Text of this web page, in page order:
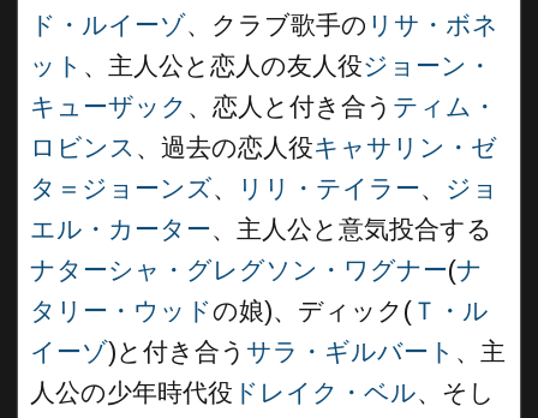
ド・ルイーゾ、クラブ歌手の リサ・ボネ
ット 、主人公と恋人の友人役ジョーン・
キューザック 、恋人と付き合う ティム・
ロビンス 、過去の恋人役キャサリン・ゼ
タ＝ジョーンズ、 リリ・テイラー、 ジョ
エル・カーター、主人公と意気投合する
ナターシャ・グレグソン・ワグナー(ナ
タリー・ウッドの娘)、ディック( Ｔ・ル
イーゾ)と付き合う サラ・ギルバート 、主
人公の少年時代役 ドレイク・ベル、そし